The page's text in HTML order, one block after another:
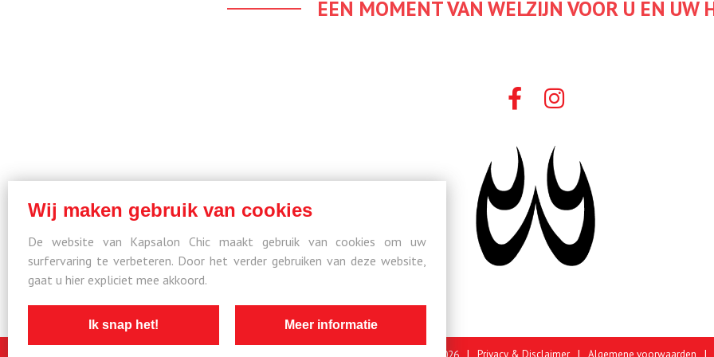
EEN MOMENT VAN WELZIJN VOOR U EN UW
Wij maken gebruik van cookies
De website van Kapsalon Chic maakt gebruik van cookies om uw
surfervaring te verbeteren. Door het verder gebruiken van deze website,
gaat u hier expliciet mee akkoord.
Ik snap het! Meer informatie